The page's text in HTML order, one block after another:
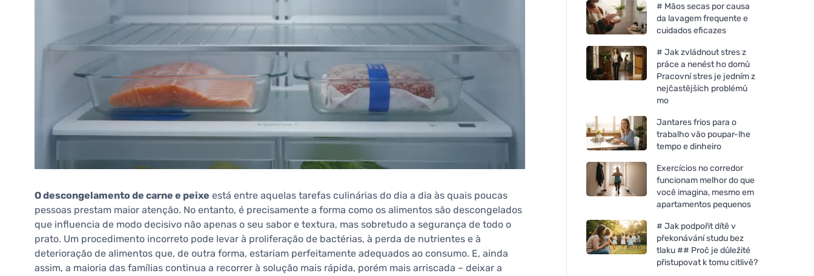
O descongelamento de carne e peixe está entre aquelas tarefas culinárias do dia a dia às quais poucas
pessoas prestam maior atenção. No entanto, é precisamente a forma como os alimentos são descongelados
que influencia de modo decisivo não apenas o seu sabor e textura, mas sobretudo a segurança de todo o
prato. Um procedimento incorreto pode levar à proliferação de bactérias, à perda de nutrientes e à
deterioração de alimentos que, de outra forma, estariam perfeitamente adequados ao consumo. E, ainda
assim, a maioria das famílias continua a recorrer à solução mais rápida, porém mais arriscada – deixar a
# Mãos secas por causa
da lavagem frequente e
cuidados eficazes
# Jak zvládnout stres z
práce a nenést ho domů
Pracovní stres je jedním z
nejčastějších problémů
mo
Jantares frios para o
trabalho vão poupar-lhe
tempo e dinheiro
Exercícios no corredor
funcionam melhor do que
você imagina, mesmo em
apartamentos pequenos
# Jak podpořit dítě v
překonávání studu bez
tlaku ## Proč je důležité
přistupovat k tomu citlivě?